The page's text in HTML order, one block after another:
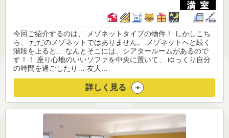
今回ご紹介するのは、 メゾネットタイプの物件！ しかしこち
ら、 ただのメゾネットではありません。 メゾネットへと続く
階段を上ると… なんとそこには、シアタールームがあるので
す！！ 座り心地のいいソファを中央に置いて、 ゆっくり自分
の時間を過ごしたり… 友人...
詳しく見る